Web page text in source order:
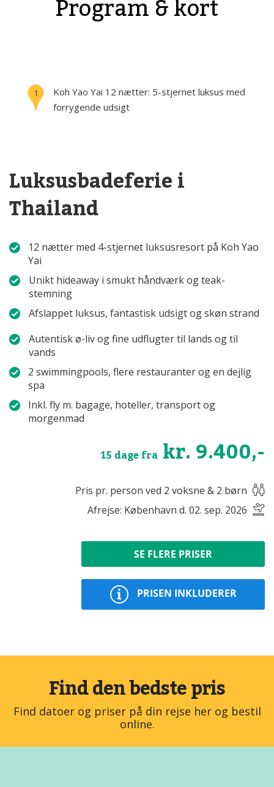
Program & kort
1 Koh Yao Yai 12 nætter: 5-stjernet luksus med
forrygende udsigt
Luksusbadeferie i
Thailand
12 nætter med 4-stjernet luksusresort på Koh Yao
Yai
Unikt hideaway i smukt håndværk og teak-
stemning
Afslappet luksus, fantastisk udsigt og skøn strand
Autentisk ø-liv og fine udflugter til lands og til
vands
2 swimmingpools, flere restauranter og en dejlig
spa
Inkl. fly m. bagage, hoteller, transport og
morgenmad
15 dage fra kr. 9.400,-
Pris pr. person ved 2 voksne & 2 børn
Afrejse: København d. 02. sep. 2026
SE FLERE PRISER
PRISEN INKLUDERER
Find den bedste pris
Find datoer og priser på din rejse her og bestil
online.